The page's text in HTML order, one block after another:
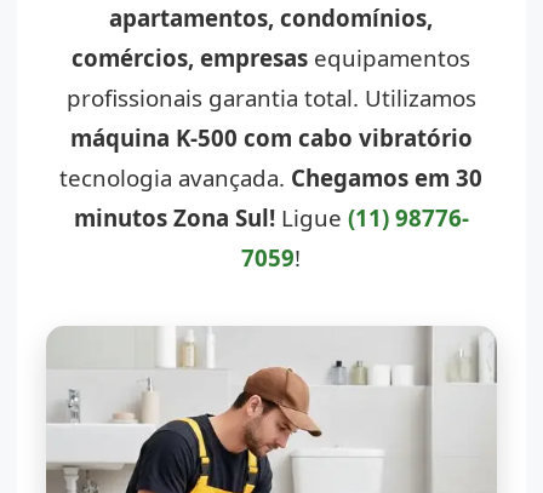
apartamentos, condomínios,
comércios, empresas equipamentos
profissionais garantia total. Utilizamos
máquina K-500 com cabo vibratório
tecnologia avançada. Chegamos em 30
minutos Zona Sul!Ligue (11) 98776-
7059!